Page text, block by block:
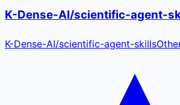
K-Dense-AI/scientific-agent-
K-Dense-AI/scientific-agent-skills